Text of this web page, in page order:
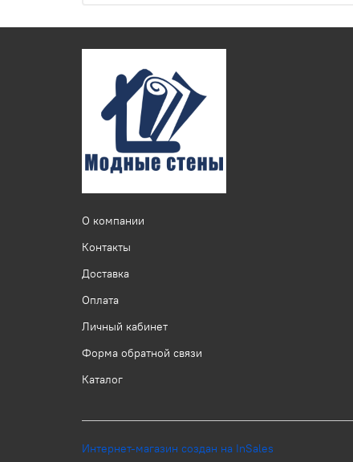
О компании
Контакты
Доставка
Оплата
Личный кабинет
Форма обратной связи
Каталог
Интернет-магазин создан на InSales